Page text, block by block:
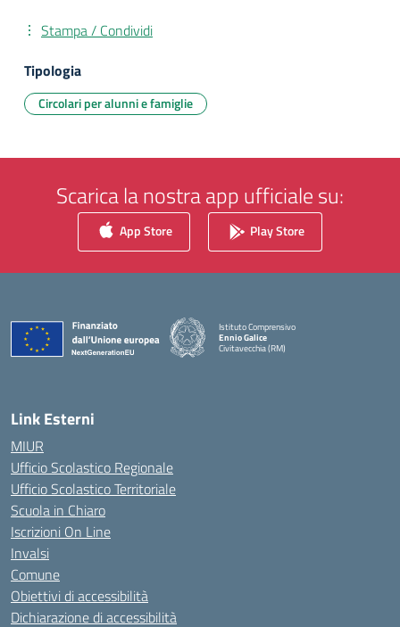
Stampa / Condividi
Tipologia
Circolari per alunni e famiglie
Scarica la nostra app ufficiale su:
App Store Play Store
Istituto Comprensivo
Ennio Galice
Civitavecchia (RM)
Link Esterni
MIUR
Ufficio Scolastico Regionale
Ufficio Scolastico Territoriale
Scuola in Chiaro
Iscrizioni On Line
Invalsi
Comune
Obiettivi di accessibilità
Dichiarazione di accessibilità